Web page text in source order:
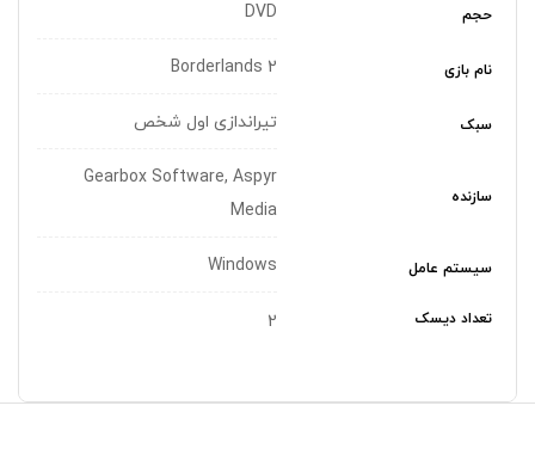
حجم DVD
نام بازی Borderlands 2
سبک تیراندازی اول شخص
سازنده
Gearbox Software, Aspyr
Media
سیستم عامل Windows
تعداد دیسک 2